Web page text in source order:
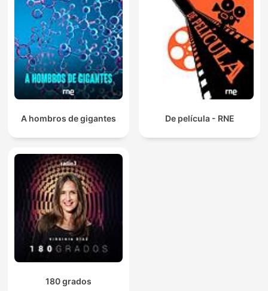
A hombros de gigantes De película - RNE
180 grados